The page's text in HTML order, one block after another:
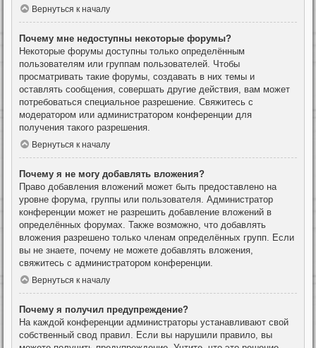
Вернуться к началу
Почему мне недоступны некоторые форумы?
Некоторые форумы доступны только определённым
пользователям или группам пользователей. Чтобы
просматривать такие форумы, создавать в них темы и
оставлять сообщения, совершать другие действия, вам может
потребоваться специальное разрешение. Свяжитесь с
модератором или администратором конференции для
получения такого разрешения.
Вернуться к началу
Почему я не могу добавлять вложения?
Право добавления вложений может быть предоставлено на
уровне форума, группы или пользователя. Администратор
конференции может не разрешить добавление вложений в
определённых форумах. Также возможно, что добавлять
вложения разрешено только членам определённых групп. Если
вы не знаете, почему не можете добавлять вложения,
свяжитесь с администратором конференции.
Вернуться к началу
Почему я получил предупреждение?
На каждой конференции администраторы устанавливают свой
собственный свод правил. Если вы нарушили правило, вы